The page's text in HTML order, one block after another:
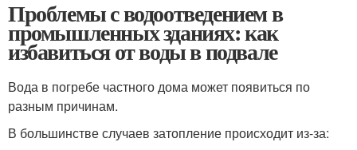
Проблемы с водоотведением в
промышленных зданиях: как
избавиться от воды в подвале
Вода в погребе частного дома может появиться по
разным причинам.
В большинстве случаев затопление происходит из-за: